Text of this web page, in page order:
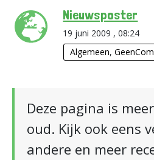
Nieuwsposter
19 juni 2009 , 08:24
Algemeen,
Deze pagina is
oud. Kijk ook eens
andere en meer